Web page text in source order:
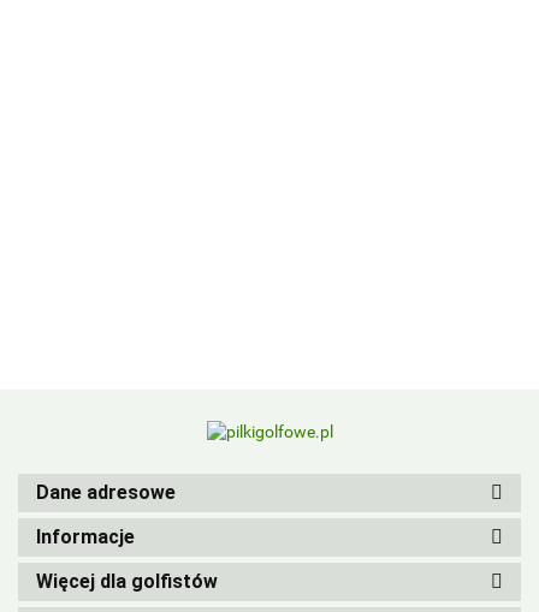
Dane adresowe
Informacje
Więcej dla golfistów